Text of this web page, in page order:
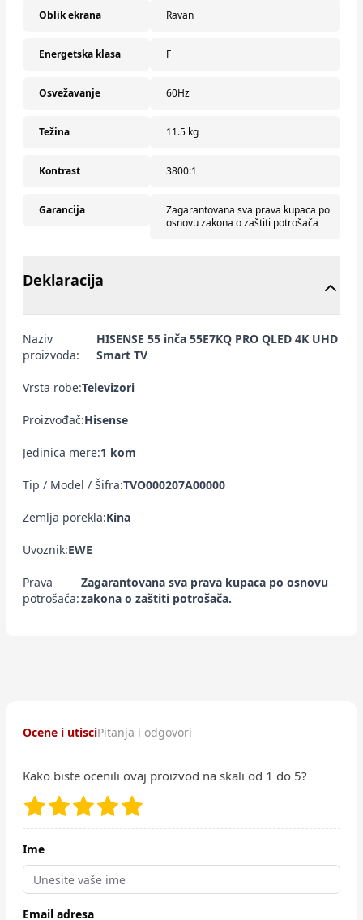
Oblik ekrana Ravan
Energetska klasa F
Osvežavanje 60Hz
Težina 11.5 kg
Kontrast 3800:1
Garancija
Zagarantovana sva prava kupaca po
osnovu zakona o zaštiti potrošača
Deklaracija
Naziv
proizvoda:
HISENSE 55 inča 55E7KQ PRO QLED 4K UHD
Smart TV
Vrsta robe:Televizori
Proizvođač:Hisense
Jedinica mere:1 kom
Tip / Model / Šifra:TVO000207A00000
Zemlja porekla:Kina
Uvoznik:EWE
Prava
potrošača:
Zagarantovana sva prava kupaca po osnovu
zakona o zaštiti potrošača.
Ocene i utisciPitanja i odgovori
Kako biste ocenili ovaj proizvod na skali od 1 do 5?
Ime
Email adresa